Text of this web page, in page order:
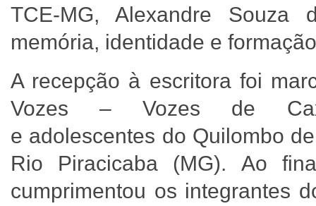
TCE-MG, Alexandre Souza
memória, identidade e
A recepção à escritora foi
Vozes – Vozes de
e adolescentes do Quilombo
Rio Piracicaba (MG). Ao
cumprimentou os integrantes